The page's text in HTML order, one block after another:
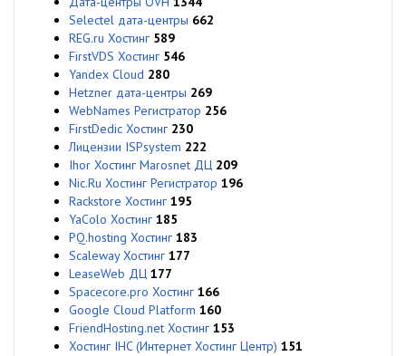
Selectel дата-центры 662
REG.ru Хостинг 589
FirstVDS Хостинг 546
Yandex Cloud 280
Hetzner дата-центры 269
WebNames Регистратор 256
FirstDedic Хостинг 230
Лицензии ISPsystem 222
Ihor Хостинг Marosnet ДЦ 209
Nic.Ru Хостинг Регистратор 196
Rackstore Хостинг 195
YaColo Хостинг 185
PQ.hosting Хостинг 183
Scaleway Хостинг 177
LeaseWeb ДЦ 177
Spacecore.pro Хостинг 166
Google Cloud Platform 160
FriendHosting.net Хостинг 153
Хостинг IHC (Интернет Хостинг Центр) 151